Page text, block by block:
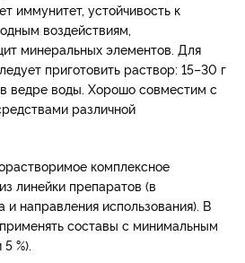
иммунитет, устойчивость к
воздействиям,
минеральных элементов. Для
приготовить раствор: 15–30 г
ведре воды. Хорошо совместим с
различной
комплексное
линейки препаратов (в
и направления использования). В
составы с минимальным
%).